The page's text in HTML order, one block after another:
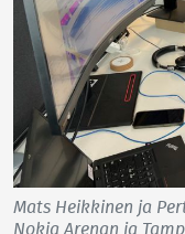
Mats Heikkinen ja
Nokia Arenan ja